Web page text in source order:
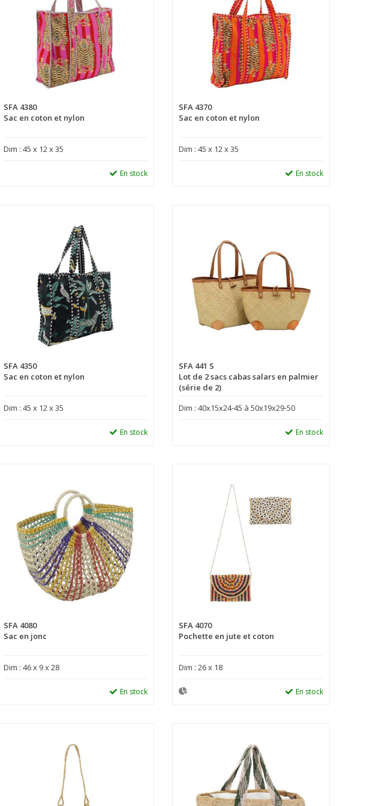
SFA 4380
Sac en coton et nylon
Dim : 45 x 12 x 35
En stock
SFA 4370
Sac en coton et nylon
Dim : 45 x 12 x 35
En stock
SFA 4350
Sac en coton et nylon
Dim : 45 x 12 x 35
En stock
SFA 441 S
Lot de 2 sacs cabas salars en palmier
(série de 2)
Dim : 40x15x24-45 à 50x19x29-50
En stock
SFA 4080
Sac en jonc
Dim : 46 x 9 x 28
En stock
SFA 4070
Pochette en jute et coton
Dim : 26 x 18
En stock